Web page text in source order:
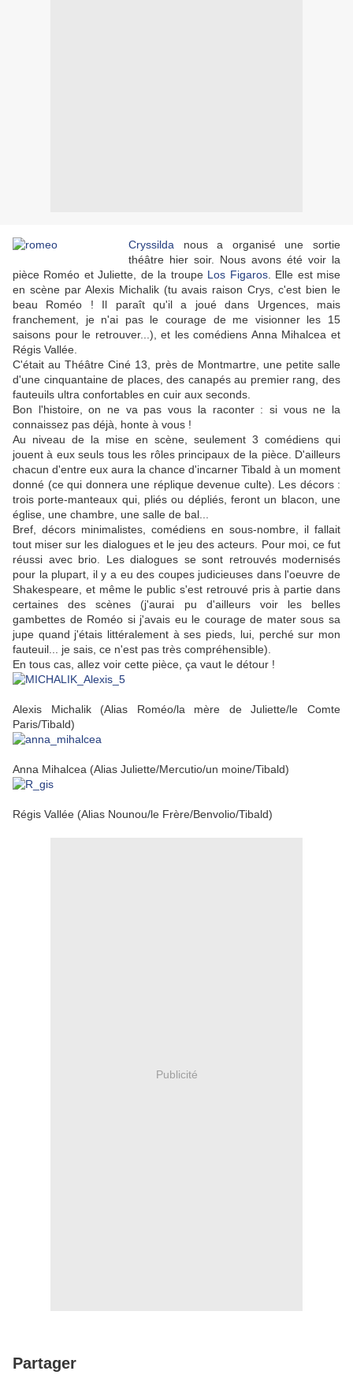
Cryssilda nous a organisé une sortie
théâtre hier soir. Nous avons été voir la
pièce Roméo et Juliette, de la troupe Los Figaros. Elle est mise
en scène par Alexis Michalik (tu avais raison Crys, c'est bien le
beau Roméo ! Il paraît qu'il a joué dans Urgences, mais
franchement, je n'ai pas le courage de me visionner les 15
saisons pour le retrouver...), et les comédiens Anna Mihalcea et
Régis Vallée.
C'était au Théâtre Ciné 13, près de Montmartre, une petite salle
d'une cinquantaine de places, des canapés au premier rang, des
fauteuils ultra confortables en cuir aux seconds.
Bon l'histoire, on ne va pas vous la raconter : si vous ne la
connaissez pas déjà, honte à vous !
Au niveau de la mise en scène, seulement 3 comédiens qui
jouent à eux seuls tous les rôles principaux de la pièce. D'ailleurs
chacun d'entre eux aura la chance d'incarner Tibald à un moment
donné (ce qui donnera une réplique devenue culte). Les décors :
trois porte-manteaux qui, pliés ou dépliés, feront un blacon, une
église, une chambre, une salle de bal...
Bref, décors minimalistes, comédiens en sous-nombre, il fallait
tout miser sur les dialogues et le jeu des acteurs. Pour moi, ce fut
réussi avec brio. Les dialogues se sont retrouvés modernisés
pour la plupart, il y a eu des coupes judicieuses dans l'oeuvre de
Shakespeare, et même le public s'est retrouvé pris à partie dans
certaines des scènes (j'aurai pu d'ailleurs voir les belles
gambettes de Roméo si j'avais eu le courage de mater sous sa
jupe quand j'étais littéralement à ses pieds, lui, perché sur mon
fauteuil... je sais, ce n'est pas très compréhensible).
En tous cas, allez voir cette pièce, ça vaut le détour !
Alexis Michalik (Alias Roméo/la mère de Juliette/le Comte
Paris/Tibald)
Anna Mihalcea (Alias Juliette/Mercutio/un moine/Tibald)
Régis Vallée (Alias Nounou/le Frère/Benvolio/Tibald)
Publicité
Partager